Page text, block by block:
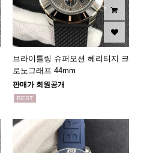
브라이틀링 슈퍼오션 헤리티지 크
로노그래프 44mm
판매가 회원공개
BEST